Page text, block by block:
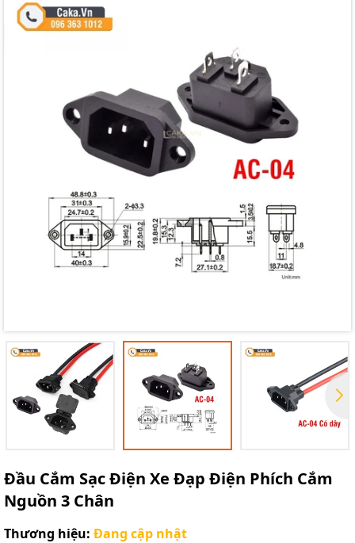
Đầu Cắm Sạc Điện Xe Đạp Điện Phích Cắm
Nguồn 3 Chân
Thương hiệu: Đang cập nhật
Mã giảm giá:
Điều kiện: